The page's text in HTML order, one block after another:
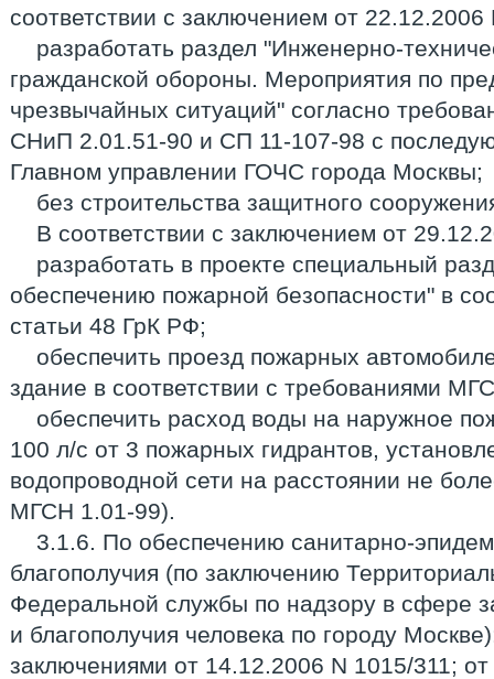
соответствии с заключением от
разработать раздел "Инженерно-
гражданской обороны. Мероприятия по
чрезвычайных ситуаций" согласно
СНиП 2.01.51-90 и СП 11-107-98 с
Главном управлении ГОЧС города Москвы;
без строительства защитного
В соответствии с заключением от
разработать в проекте специальный
обеспечению пожарной безопасности" в
статьи 48 ГрК РФ;
обеспечить проезд пожарных
здание в соответствии с требованиями
обеспечить расход воды на наружное
100 л/с от 3 пожарных гидрантов,
водопроводной сети на расстоянии не
МГСН 1.01-99).
3.1.6. По обеспечению санитарно-
благополучия (по заключению
Федеральной службы по надзору в сфере
и благополучия человека по городу
заключениями от 14.12.2006 N 1015/311;